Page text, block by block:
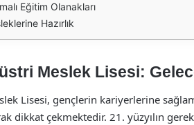
Eğitim Olanakları
Hazırlık
Meslek Lisesi:
Lisesi, gençlerin kariyerlerine
dikkat çekmektedir. 21. yüzyılın